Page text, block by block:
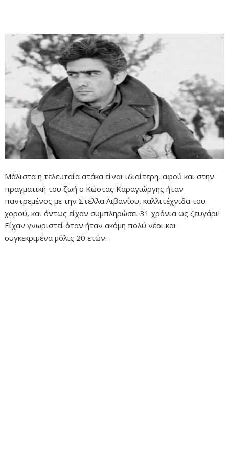
Μάλιστα η τελευταία ατάκα είναι ιδιαίτερη, αφού και στην
πραγματική του ζωή ο Κώστας Καραγιώργης ήταν
παντρεμένος με την Στέλλα Λιβανίου, καλλιτέχνιδα του
χορού, και όντως είχαν συμπληρώσει 31 χρόνια ως ζευγάρι!
Είχαν γνωριστεί όταν ήταν ακόμη πολύ νέοι και
συγκεκριμένα μόλις 20 ετών…